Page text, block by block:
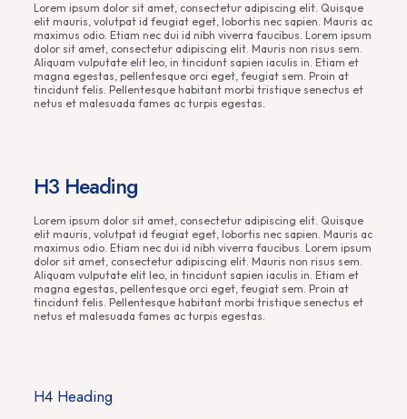
Lorem ipsum dolor sit amet, consectetur adipiscing elit. Quisque
elit mauris, volutpat id feugiat eget, lobortis nec sapien. Mauris ac
maximus odio. Etiam nec dui id nibh viverra faucibus. Lorem ipsum
dolor sit amet, consectetur adipiscing elit. Mauris non risus sem.
Aliquam vulputate elit leo, in tincidunt sapien iaculis in. Etiam et
magna egestas, pellentesque orci eget, feugiat sem. Proin at
tincidunt felis. Pellentesque habitant morbi tristique senectus et
netus et malesuada fames ac turpis egestas.
H3 Heading
Lorem ipsum dolor sit amet, consectetur adipiscing elit. Quisque
elit mauris, volutpat id feugiat eget, lobortis nec sapien. Mauris ac
maximus odio. Etiam nec dui id nibh viverra faucibus. Lorem ipsum
dolor sit amet, consectetur adipiscing elit. Mauris non risus sem.
Aliquam vulputate elit leo, in tincidunt sapien iaculis in. Etiam et
magna egestas, pellentesque orci eget, feugiat sem. Proin at
tincidunt felis. Pellentesque habitant morbi tristique senectus et
netus et malesuada fames ac turpis egestas.
H4 Heading